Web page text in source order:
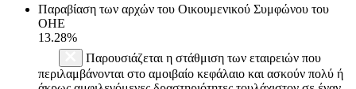
Παραβίαση των αρχών του Οικουμενικού Συμφώνου του
ΟΗΕ
13.28%
Παρουσιάζεται η στάθμιση των εταιρειών που
περιλαμβάνονται στο αμοιβαίο κεφάλαιο και ασκούν πολύ ή